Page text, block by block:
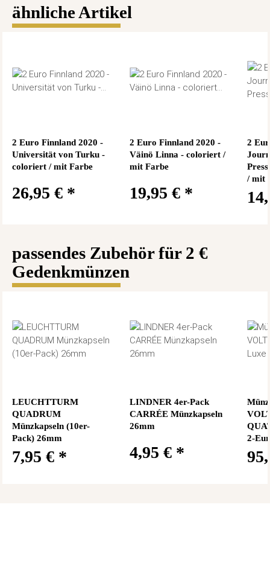
ähnliche Artikel
2 Euro Finnland 2020 -
Universität von Turku -
coloriert / mit Farbe
26,95 € *
2 Euro Finnland 2020 -
Väinö Linna - coloriert /
mit Farbe
19,95 € *
2
/ mit
passendes Zubehör für 2 €
Gedenkmünzen
LEUCHTTURM
QUADRUM
Münzkapseln (10er-
Pack) 26mm
7,95 € *
LINDNER 4er-Pack
CARRÉE Münzkapseln
26mm
4,95 € *
2-